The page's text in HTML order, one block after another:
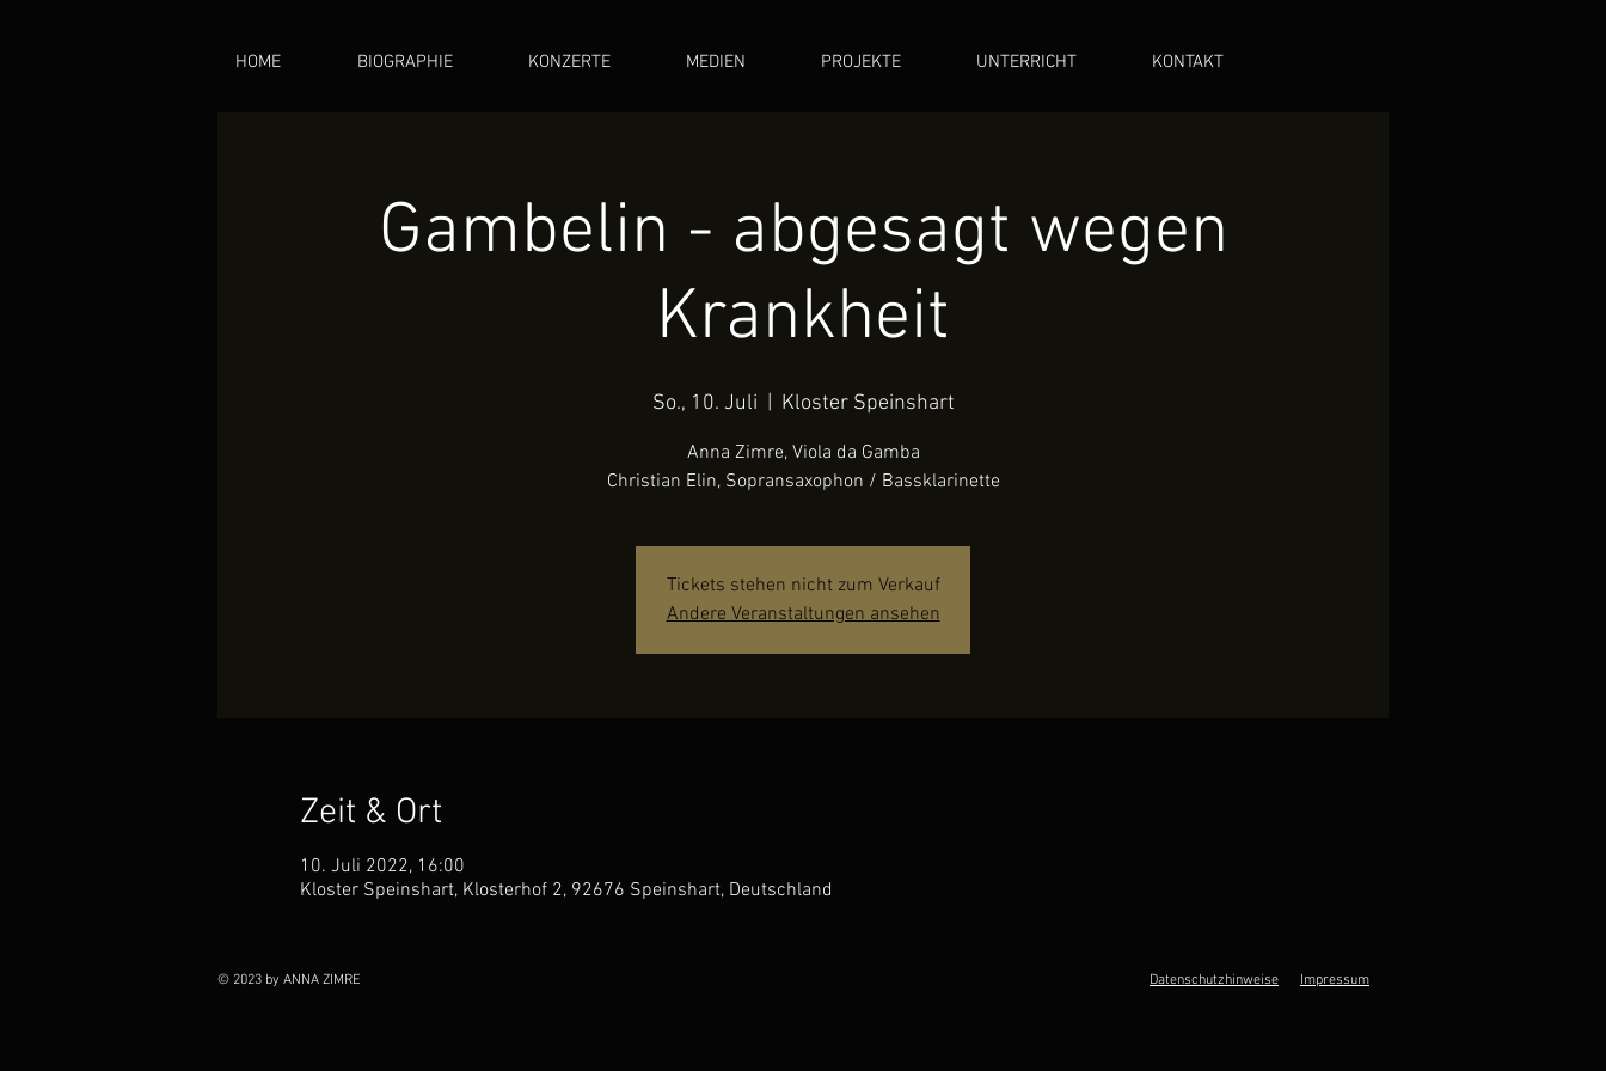
HOME BIOGRAPHIE KONZERTE MEDIEN PROJEKTE UNTERRICHT KONTAKT
Gambelin - abgesagt wegen
Krankheit
So., 10. Juli Kloster Speinshart
Anna Zimre, Viola da Gamba
Christian Elin, Sopransaxophon / Bassklarinette
Tickets stehen nicht zum Verkauf
Andere Veranstaltungen ansehen
Zeit & Ort
10. Juli 2022, 16:00
Kloster Speinshart, Klosterhof 2, 92676 Speinshart, Deutschland
© 2023 by ANNA ZIMRE Datenschutzhinweise Impressum